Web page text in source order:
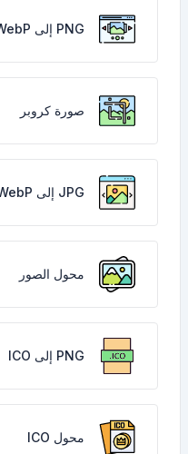
PNG إلى WebP
صورة كروبر
JPG إلى WebP
محول الصور
PNG إلى ICO
محول ICO